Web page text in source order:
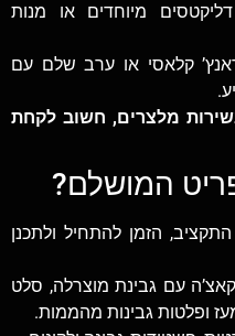
מיוחדים או מנות
קלאסי או ערב שלם עם
מלצרים, חשוב לקחת
המושלם?
הזמן להתחיל ולתכנן
עם גבינת מוצרלה, סלט
ופלטות גבינות מהממות.